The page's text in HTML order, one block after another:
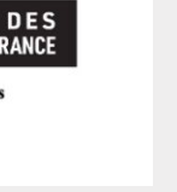
les plus
LDH, avec
Avocats
de Paris